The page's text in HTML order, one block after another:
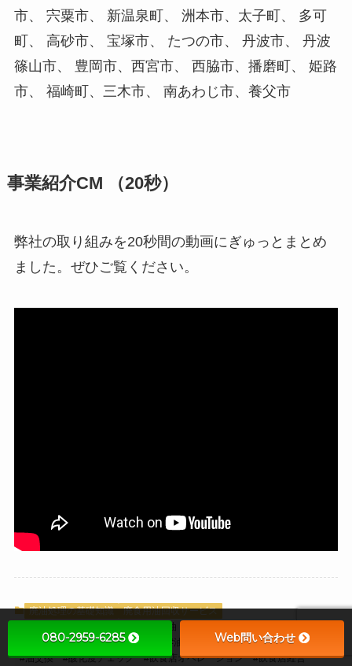
市、 宍粟市、 新温泉町、 洲本市、太子町、 多可
町、 高砂市、 宝塚市、 たつの市、 丹波市、 丹波
篠山市、 豊岡市、西宮市、 西脇市、播磨町、 姫路
市、 福崎町、三木市、 南あわじ市、養父市
事業紹介CM （20秒）
弊社の取り組みを20秒間の動画にぎゅっとまとめ
ました。ぜひご覧ください。
廃油処理の基礎知識
廃食用油回収サービス
#おいしい油
#厨房衛生
#廃食用油 #揚げ物 #油の交換タイミング
#油の劣化
#油交換
#酸化度チェック #飲食店オペレーション #飲食店経営
080-2959-6285 Web問い合わせ